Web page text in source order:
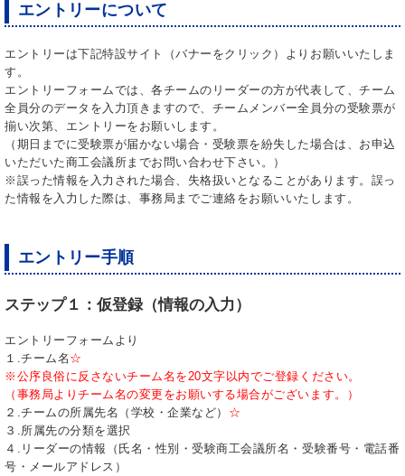
エントリーについて
エントリーは下記特設サイト（バナーをクリック）よりお願いいたしま
す。
エントリーフォームでは、各チームのリーダーの方が代表して、チーム
全員分のデータを入力頂きますので、チームメンバー全員分の受験票が
揃い次第、エントリーをお願いします。
（期日までに受験票が届かない場合・受験票を紛失した場合は、お申込
いただいた商工会議所までお問い合わせ下さい。）
※誤った情報を入力された場合、失格扱いとなることがあります。誤っ
た情報を入力した際は、事務局までご連絡をお願いいたします。
エントリー手順
ステップ１：仮登録（情報の入力）
エントリーフォームより
１.チーム名 ☆
※公序良俗に反さないチーム名を20文字以内でご登録ください。
（事務局よりチーム名の変更をお願いする場合がございます。）
２.チームの所属先名（学校・企業など） ☆
３.所属先の分類を選択
４.リーダーの情報（氏名・性別・受験商工会議所名・受験番号・電話番
号・メールアドレス）